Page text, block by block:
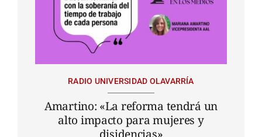
RADIO UNIVERSIDAD OLAVARRÍA
Amartino: «La reforma tendrá un
alto impacto para mujeres y
disidencias»